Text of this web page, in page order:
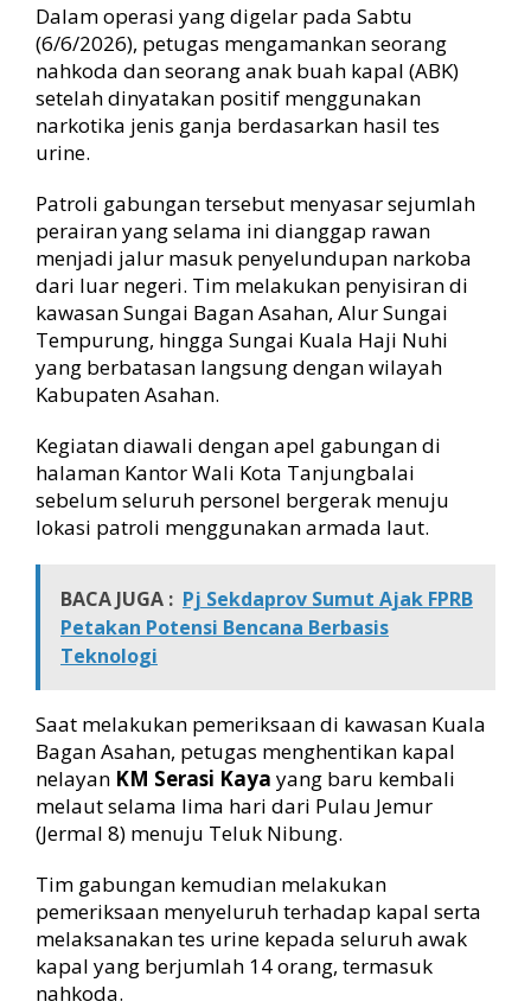
a
n
A
B
K
P
i
t
i
G
a
n
j
a
Dalam operasi yang digelar pada Sabtu
(6/6/2026), petugas mengamankan seorang
nahkoda dan seorang anak buah kapal (ABK)
setelah dinyatakan positif menggunakan
narkotika jenis ganja berdasarkan hasil tes
urine.
Patroli gabungan tersebut menyasar sejumlah
perairan yang selama ini dianggap rawan
menjadi jalur masuk penyelundupan narkoba
dari luar negeri. Tim melakukan penyisiran di
kawasan Sungai Bagan Asahan, Alur Sungai
Tempurung, hingga Sungai Kuala Haji Nuhi
yang berbatasan langsung dengan wilayah
Kabupaten Asahan.
Kegiatan diawali dengan apel gabungan di
halaman Kantor Wali Kota Tanjungbalai
sebelum seluruh personel bergerak menuju
lokasi patroli menggunakan armada laut.
BACA JUGA : Pj Sekdaprov Sumut Ajak FPRB
Petakan Potensi Bencana Berbasis
Teknologi
Saat melakukan pemeriksaan di kawasan Kuala
Bagan Asahan, petugas menghentikan kapal
nelayan KM Serasi Kaya yang baru kembali
melaut selama lima hari dari Pulau Jemur
(Jermal 8) menuju Teluk Nibung.
Tim gabungan kemudian melakukan
pemeriksaan menyeluruh terhadap kapal serta
melaksanakan tes urine kepada seluruh awak
kapal yang berjumlah 14 orang, termasuk
nahkoda.